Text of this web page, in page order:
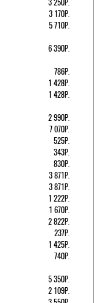
3 170Р.
5 710Р.
6 390Р.
786Р.
1 428Р.
1 428Р.
2 990Р.
7 070Р.
525Р.
343Р.
830Р.
3 871Р.
3 871Р.
1 222Р.
1 670Р.
2 822Р.
237Р.
1 425Р.
740Р.
5 350Р.
2 109Р.